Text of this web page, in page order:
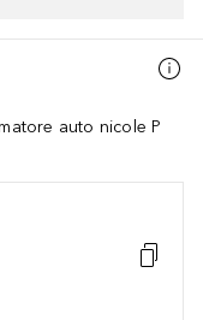
auto nicole P